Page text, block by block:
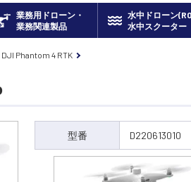
業務用ドローン・
業務関連製品
水中ドローン
水中スクーター
DJI Phantom 4 RTK
型番 D220613010